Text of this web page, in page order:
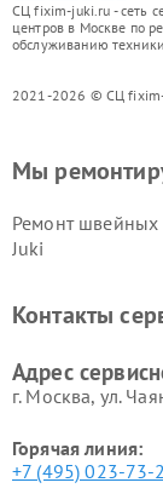
СЦ fixim-juki.ru - сеть
центров в Москве по
обслуживанию
2021-2026 © СЦ
Мы
Ремонт
Juki
Контакты
Адрес
г. Москва, ул.
Горячая линия:
+7 (495) 023-73-